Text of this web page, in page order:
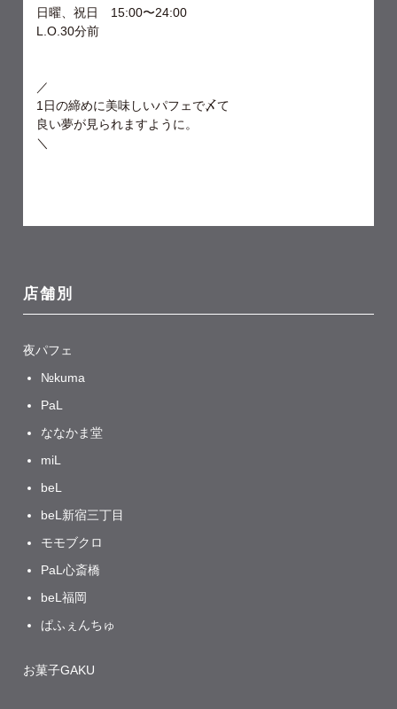
日曜、祝日 15:00〜24:00
L.O.30分前
／
1日の締めに美味しいパフェで〆て
良い夢が見られますように。
＼
店舗別
夜パフェ
№kuma
PaL
ななかま堂
miL
beL
beL新宿三丁目
モモブクロ
PaL心斎橋
beL福岡
ぱふぇんちゅ
お菓子GAKU